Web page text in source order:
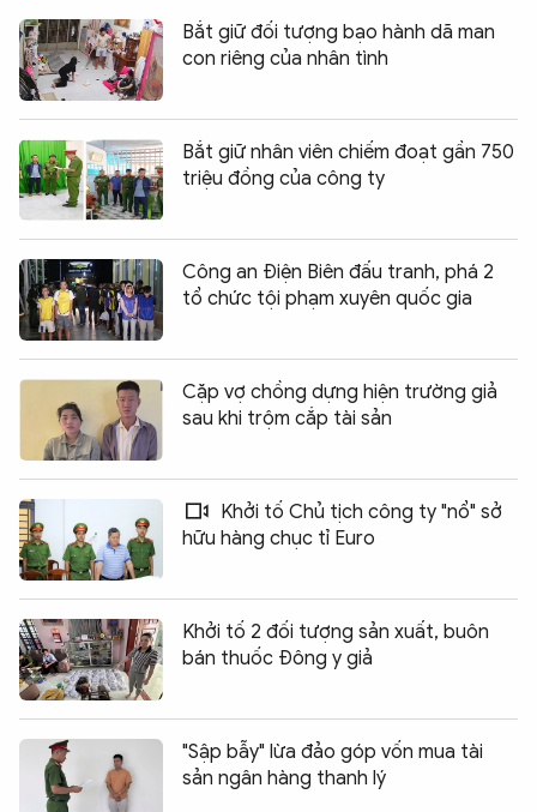
Bắt giữ đối tượng bạo hành dã man
con riêng của nhân tình
Bắt giữ nhân viên chiếm đoạt gần 750
triệu đồng của công ty
Công an Điện Biên đấu tranh, phá 2
tổ chức tội phạm xuyên quốc gia
Cặp vợ chồng dựng hiện trường giả
sau khi trộm cắp tài sản
Khởi tố Chủ tịch công ty "nổ" sở
hữu hàng chục tỉ Euro
Khởi tố 2 đối tượng sản xuất, buôn
bán thuốc Đông y giả
"Sập bẫy" lừa đảo góp vốn mua tài
sản ngân hàng thanh lý